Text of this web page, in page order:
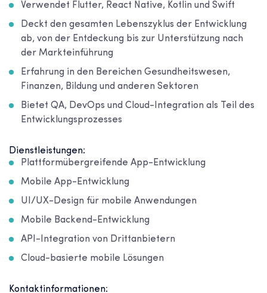
Verwendet Flutter, React Native, Kotlin und Swift
Deckt den gesamten Lebenszyklus der Entwicklung
ab, von der Entdeckung bis zur Unterstützung nach
der Markteinführung
Erfahrung in den Bereichen Gesundheitswesen,
Finanzen, Bildung und anderen Sektoren
Bietet QA, DevOps und Cloud-Integration als Teil des
Entwicklungsprozesses
Dienstleistungen:
Plattformübergreifende App-Entwicklung
Mobile App-Entwicklung
UI/UX-Design für mobile Anwendungen
Mobile Backend-Entwicklung
API-Integration von Drittanbietern
Cloud-basierte mobile Lösungen
Kontaktinformationen: